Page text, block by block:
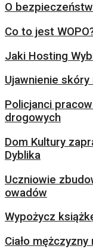
O
Co to jest
Jaki Hosting
Ujawnienie
Policjanci
drogowych
Dom Kultury
Dyblika
Uczniowie
owadów
Wypożycz
Ciało